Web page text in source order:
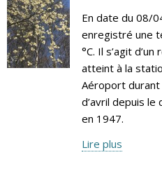
En date du 08/
enregistré une
°C. Il s’agit
atteint à la
Aéroport durant
d’avril depuis
en 1947.
Lire plus